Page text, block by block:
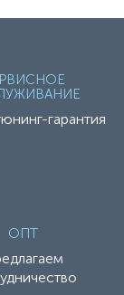
гарантия
ОПТ